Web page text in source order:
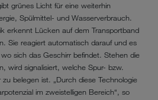
grünes Licht für eine weiterhin
Spülmittel- und Wasserverbrauch.
erkennt Lücken auf dem Transportband
Sie reagiert automatisch darauf und es
sich das Geschirr befindet. Stehen die
wird signalisiert, welche Spur- bzw.
belegen ist. „Durch diese Technologie
im zweistelligen Bereich“, so